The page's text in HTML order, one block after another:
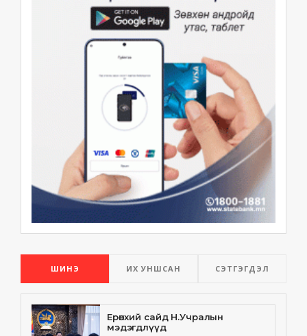
ШИНЭ ИХ УНШСАН СЭТГЭГДЭЛ
Ерөнхий сайд Н.Учралын
мэдэгдлүүд